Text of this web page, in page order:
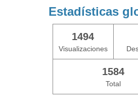
Estadísticas
1494
Visualizaciones
1584
Total